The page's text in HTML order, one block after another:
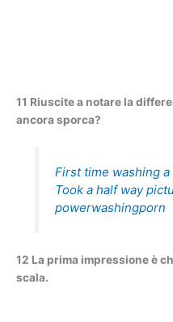
11 Riuscite a notare la
ancora sporca?
First time washing
Took a half way
powerwashingporn
12 La prima impressione è
scala.